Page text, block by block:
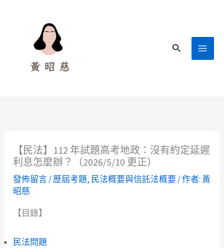
搜
【民法】112 年試題高考地政：沒有約定延遲
利息怎麼辦？（2026/5/10 更正）
發佈留言/歷屆考題, 民法概要與信託法概要 / 作者:黃
昭慈
【目錄】
民法問題